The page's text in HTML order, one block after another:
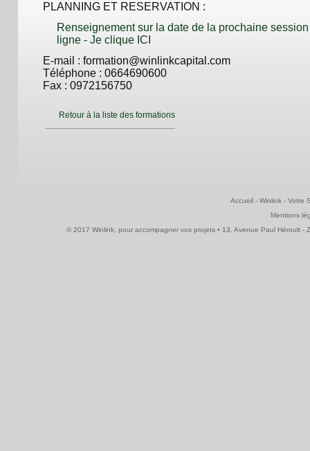
PLANNING ET RESERVATION :
Renseignement sur la date de la prochaine
ligne - Je clique ICI
E-mail : formation@winlinkcapital.com
Téléphone : 0664690600
Fax : 0972156750
Retour à la liste des formations
Accueil- Winlink- Votre
Mentions
© 2017 Winlink, pour accompagner vos projets • 13, Avenue Paul Héroult